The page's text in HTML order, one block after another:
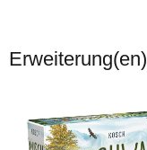
Erweiterung(en)